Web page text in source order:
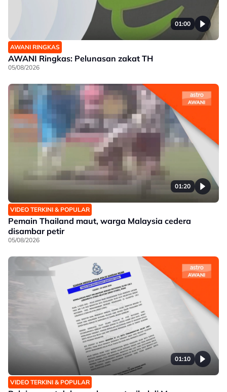
01:00
AWANI RINGKAS
AWANI Ringkas: Pelunasan zakat TH
05/08/2026
01:20
VIDEO TERKINI & POPULAR
Pemain Thailand maut, warga Malaysia cedera
disambar petir
05/08/2026
01:10
VIDEO TERKINI & POPULAR